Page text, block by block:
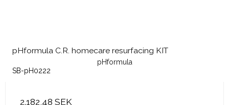
pHformula C.R. homecare resurfacing KIT
pHformula
SB-pH0222
2.182,48 SEK